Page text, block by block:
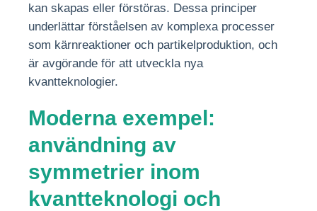
kan skapas eller förstöras. Dessa principer
underlättar förståelsen av komplexa processer
som kärnreaktioner och partikelproduktion, och
är avgörande för att utveckla nya
kvantteknologier.
Moderna exempel:
användning av
symmetrier inom
kvantteknologi och